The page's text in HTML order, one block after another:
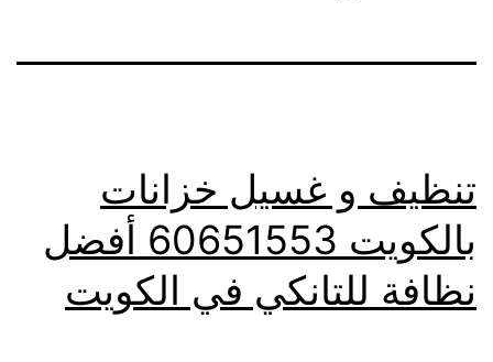
تنظيف و غسيل خزانات
بالكويت 60651553 أفضل
نظافة للتانكي في الكويت